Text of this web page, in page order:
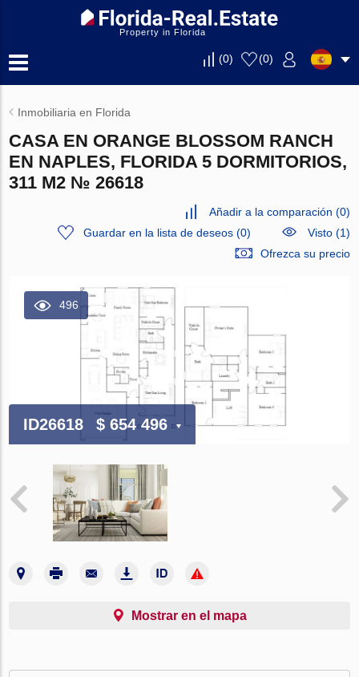
Property in Florida
(0) (0)
Inmobiliaria en Florida
CASA EN ORANGE BLOSSOM RANCH
EN NAPLES, FLORIDA 5 DORMITORIOS,
311 M2 № 26618
Añadir a la comparación (0)
Guardar en la lista de deseos(0)
Visto (1)
Ofrezca su precio
496
ID26618 $ 654 496
Mostrar en el mapa